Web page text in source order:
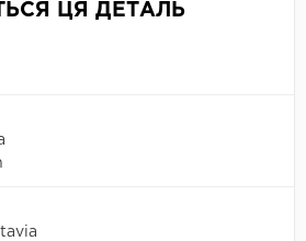
ЦЯ ДЕТАЛЬ